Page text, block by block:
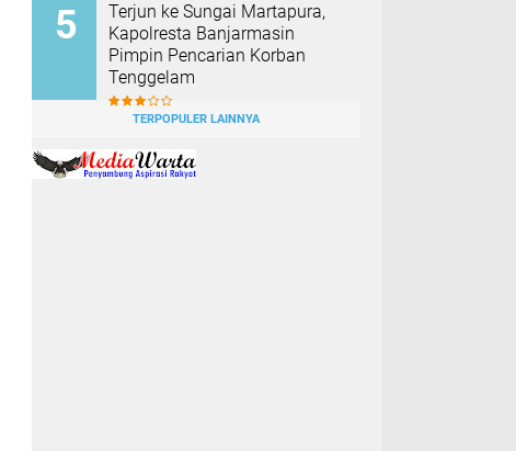
Terjun ke Sungai Martapura,
Kapolresta Banjarmasin
Pimpin Pencarian Korban
Tenggelam
TERPOPULER LAINNYA